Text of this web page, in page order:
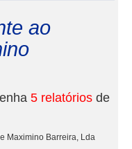
ao
5 relatórios de
Maximino Barreira, Lda